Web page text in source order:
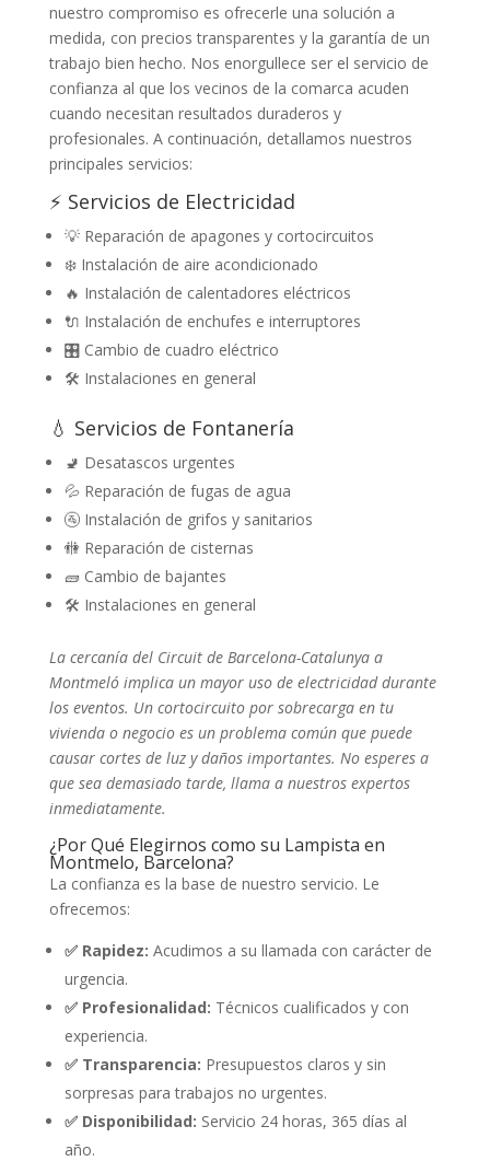
nuestro compromiso es ofrecerle una solución a
medida, con precios transparentes y la garantía de un
trabajo bien hecho. Nos enorgullece ser el servicio de
confianza al que los vecinos de la comarca acuden
cuando necesitan resultados duraderos y
profesionales. A continuación, detallamos nuestros
principales servicios:
⚡ Servicios de Electricidad
💡 Reparación de apagones y cortocircuitos
❄️ Instalación de aire acondicionado
🔥 Instalación de calentadores eléctricos
🔌 Instalación de enchufes e interruptores
🎛️ Cambio de cuadro eléctrico
🛠️ Instalaciones en general
💧 Servicios de Fontanería
🚽 Desatascos urgentes
💦 Reparación de fugas de agua
🚰 Instalación de grifos y sanitarios
🚻 Reparación de cisternas
🧱 Cambio de bajantes
🛠️ Instalaciones en general
La cercanía del Circuit de Barcelona-Catalunya a
Montmeló implica un mayor uso de electricidad durante
los eventos. Un cortocircuito por sobrecarga en tu
vivienda o negocio es un problema común que puede
causar cortes de luz y daños importantes. No esperes a
que sea demasiado tarde, llama a nuestros expertos
inmediatamente.
¿Por Qué Elegirnos como su Lampista en
Montmelo, Barcelona?
La confianza es la base de nuestro servicio. Le
ofrecemos:
✅ Rapidez: Acudimos a su llamada con carácter de
urgencia.
✅ Profesionalidad: Técnicos cualificados y con
experiencia.
✅ Transparencia: Presupuestos claros y sin
sorpresas para trabajos no urgentes.
✅ Disponibilidad: Servicio 24 horas, 365 días al
año.